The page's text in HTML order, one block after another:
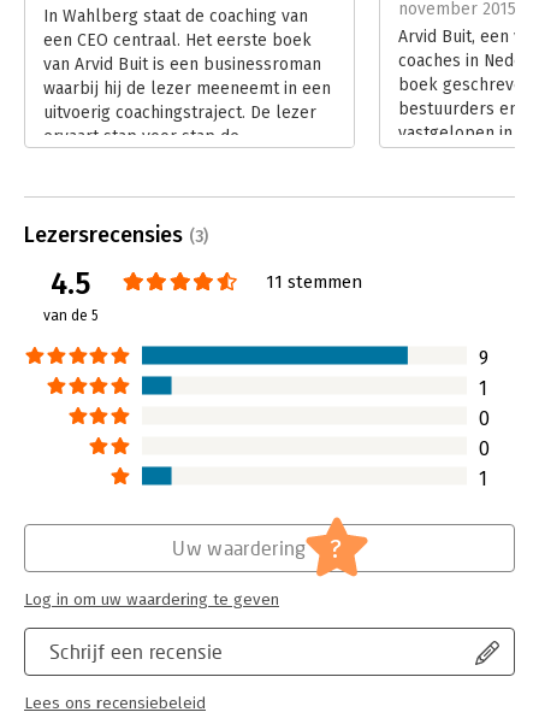
In Wahlberg staat de coaching van
een CEO centraal. Het eerste boek
van Arvid Buit is een businessroman
waarbij hij de lezer meeneemt in een
uitvoerig coachingstraject. De lezer
ervaart stap voor stap de
Lees verder
november 2015
Arvid Buit, een
coaches in
boek
bestuurders en
vastgelopen in
Lezersrecensies (3)
4.5
van de 5
11 stemmen
9
1
0
0
1
Schrijf een recensie
Lees ons recensiebeleid
Uw waardering ?
Log in om uw waardering te geven